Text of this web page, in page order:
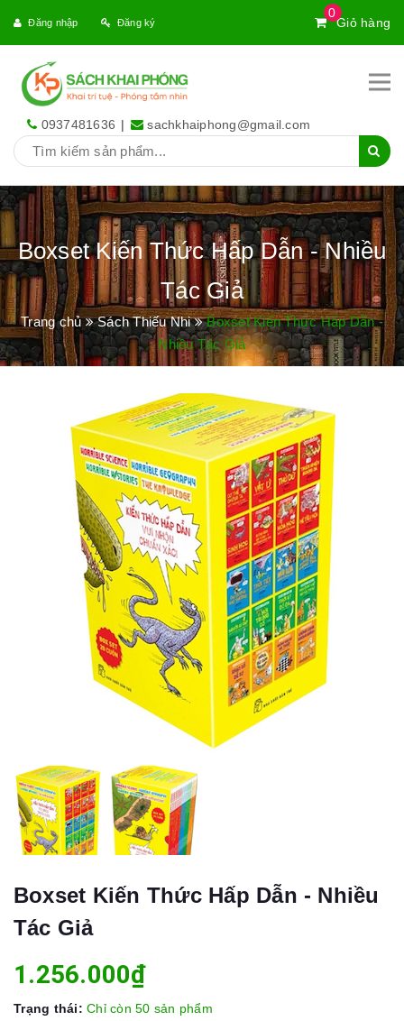
0
Giỏ hàng
Đăng nhập Đăng ký
0937481636 | sachkhaiphong@gmail.com
Boxset Kiến Thức Hấp Dẫn - Nhiều
Tác Giả
Trang chủ Sách Thiếu Nhi
Boxset Kiến Thức Hấp Dẫn -
Nhiều Tác Giả
Boxset Kiến Thức Hấp Dẫn - Nhiều
Tác Giả
1.256.000₫
Trạng thái: Chỉ còn 50 sản phẩm